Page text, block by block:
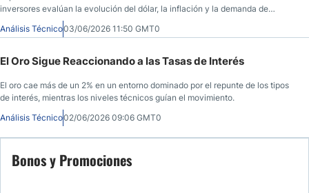
inversores evalúan la evolución del dólar, la inflación y la demanda de
Análisis Técnico03/06/2026 11:50 GMT0
El Oro Sigue Reaccionando a las Tasas de Interés
El oro cae más de un 2% en un entorno dominado por el repunte de los tipos
de interés, mientras los niveles técnicos guían el movimiento.
Análisis Técnico02/06/2026 09:06 GMT0
Bonos y Promociones